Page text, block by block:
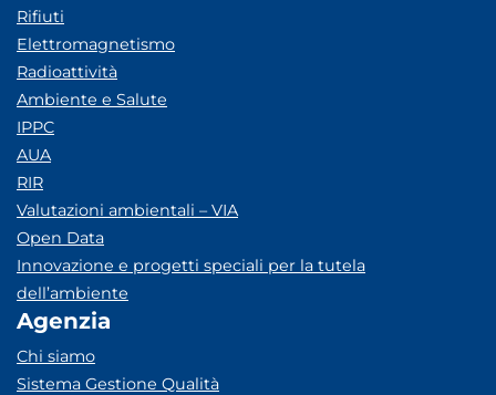
Rifiuti
Elettromagnetismo
Radioattività
Ambiente e Salute
IPPC
AUA
RIR
Valutazioni ambientali – VIA
Open Data
Innovazione e progetti speciali per la tutela
dell’ambiente
Agenzia
Chi siamo
Sistema Gestione Qualità